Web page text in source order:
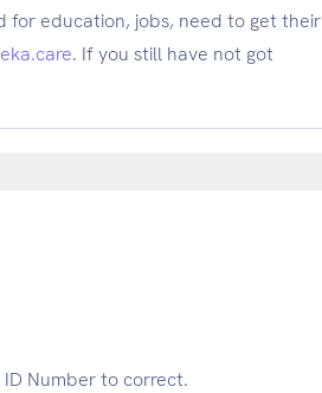
for education, jobs, need to get their
. If you still have not got
Number to correct.